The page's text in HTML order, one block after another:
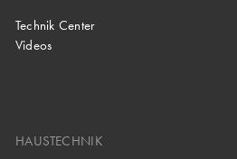
Technik Center
Videos
HAUSTECHNIK